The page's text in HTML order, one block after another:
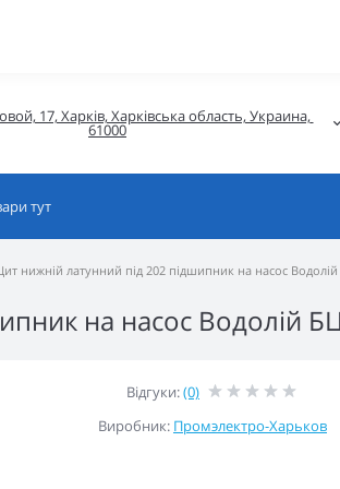
17, Харків, Харківська область, Украина,
61000
нижній латунний під 202 підшипник на насос
на насос Водолій
Відгуки:(0)
Виробник: Промэлектро-Харьков